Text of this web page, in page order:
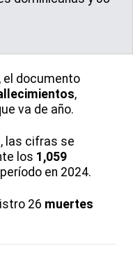
, el documento
,
va de año.
las cifras se
los 1,059
en 2024.
26 muertes